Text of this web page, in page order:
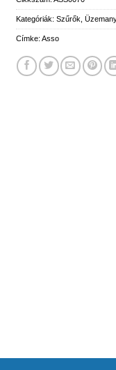
Kategóriák: Szűrők
Címke: Asso